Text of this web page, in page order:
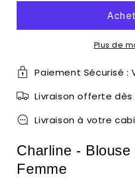
3/4
courtes
Femme
85
Blouse
3/4
courtes
Femme
85
Plus de
Paiement Sécurisé :
Livraison offerte dès
Livraison à votre
Charline -
Femme